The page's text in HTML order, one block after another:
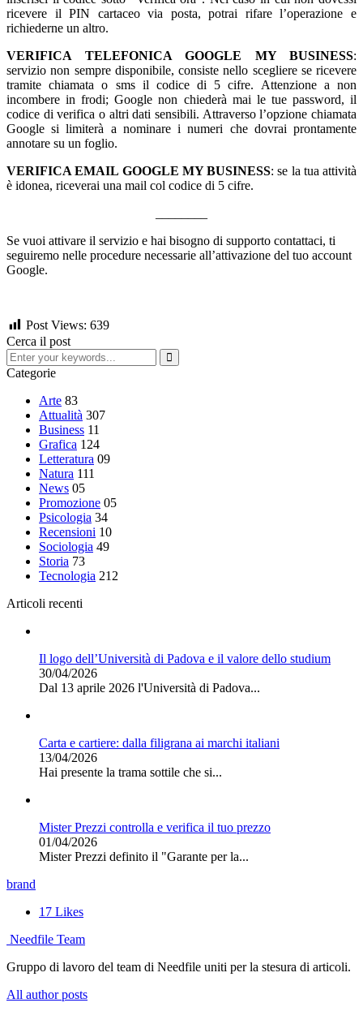
ricevere il PIN cartaceo via posta, potrai rifare l’operazione e
richiederne un altro.
VERIFICA TELEFONICA GOOGLE MY BUSINESS:
servizio non sempre disponibile, consiste nello scegliere se ricevere
tramite chiamata o sms il codice di 5 cifre. Attenzione a non
incombere in frodi; Google non chiederà mai le tue password, il
codice di verifica o altri dati sensibili. Attraverso l’opzione chiamata
Google si limiterà a nominare i numeri che dovrai prontamente
annotare su un foglio.
VERIFICA EMAIL GOOGLE MY BUSINESS: se la tua attività
è idonea, riceverai una mail col codice di 5 cifre.
Se vuoi attivare il servizio e hai bisogno di supporto contattaci, ti
seguiremo nelle procedure necessarie all’attivazione del tuo account
Google.
Post Views: 639
Cerca il post
Categorie
Arte 83
Attualità 307
Business 11
Grafica 124
Letteratura 09
Natura 111
News 05
Promozione 05
Psicologia 34
Recensioni 10
Sociologia 49
Storia 73
Tecnologia 212
Articoli recenti
Il logo dell’Università di Padova e il valore dello studium
30/04/2026
Dal 13 aprile 2026 l'Università di Padova...
Carta e cartiere: dalla filigrana ai marchi italiani
13/04/2026
Hai presente la trama sottile che si...
Mister Prezzi controlla e verifica il tuo prezzo
01/04/2026
Mister Prezzi definito il "Garante per la...
brand
17 Likes
Needfile Team
Gruppo di lavoro del team di Needfile uniti per la stesura di articoli.
All author posts